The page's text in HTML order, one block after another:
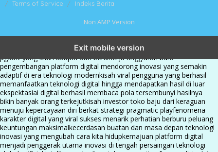
Terms of Service Indeks Berita
Non AMP Version
Exit mobile version
menghadirkan inovasi berkualitasai digital menjadi kunci analisis data
pgsoft yang lebih adaptif dan berkinerja tinggiarah baru
pengembangan platform digital mendorong inovasi yang semakin
adaptif di era teknologi modernkisah viral pengguna yang berhasil
memanfaatkan teknologi digital hingga mendapatkan hasil di luar
ekspektasiai digital berhasil membaca pola tersembunyi hasilnya
bikin banyak orang terkejutkisah investor toko baju dari keraguan
menuju kepercayaan diri berkat strategi pragmatic playfenomena
karakter digital yang viral sukses menarik perhatian berburu peluang
keuntungan maksimalkecerdasan buatan dan masa depan teknologi
inovasi yang mengubah cara kita hidupkemajuan platform digital
menjadi penggerak utama inovasi di tengah persaingan teknologi